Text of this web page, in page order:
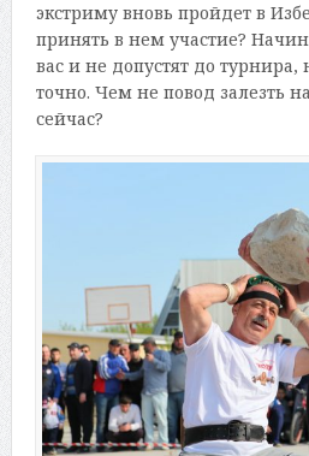
экстриму вновь пройдет в
принять в нем участие?
вас и не допустят до турнира,
точно. Чем не повод залезть
сейчас?